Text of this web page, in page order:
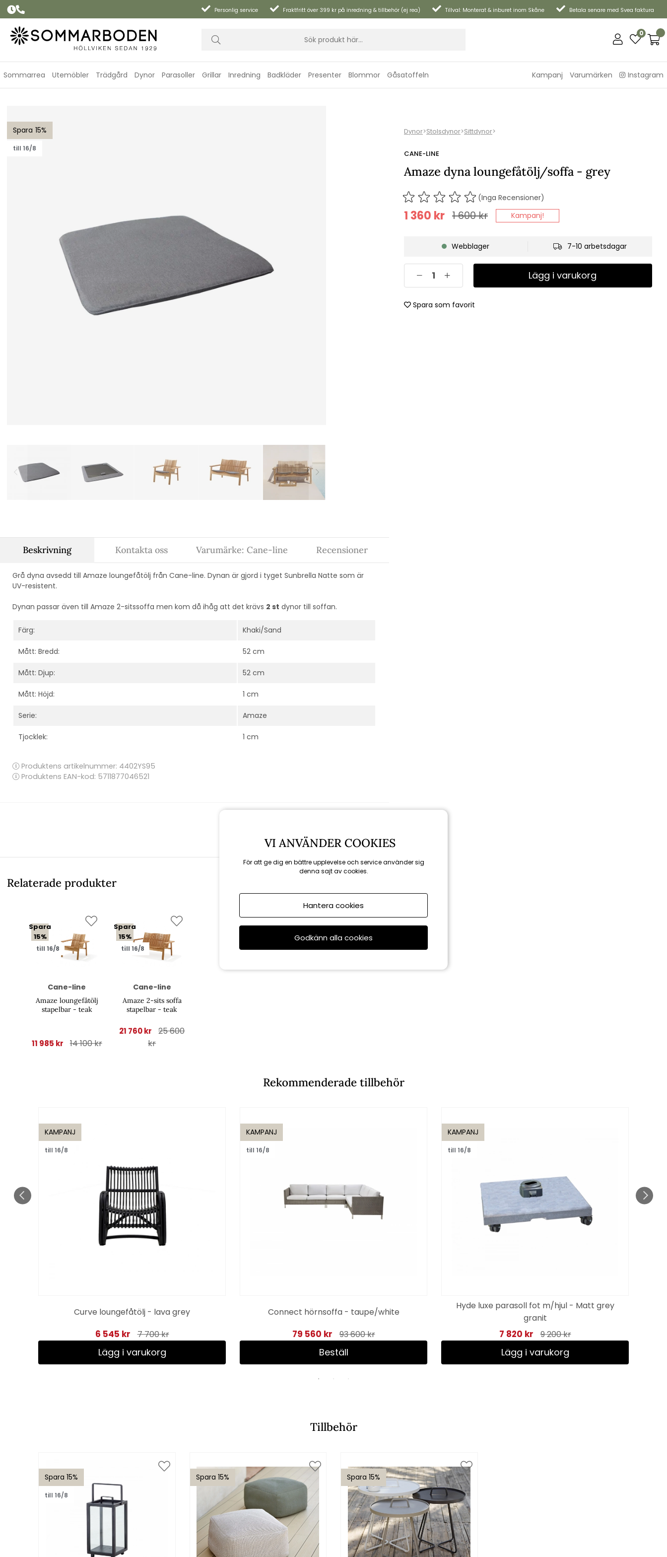
Personlig service Fraktfritt över 399 kr på inredning & tillbehör (ej rea) Tillval: Monterat & inburet inom Skåne Betala senare med Svea faktura
0
Sommarrea Utemöbler Trädgård Dynor Parasoller Grillar Inredning Badkläder Presenter Blommor Gåsatoffeln Kampanj Varumärken Instagram
15
till 16/8
Dynor>Stolsdynor>Sittdynor>
CANE-LINE
Amaze dyna loungefåtölj/soffa - grey
(Inga Recensioner)
1 600kr
1 360 kr Kampanj!
Webblager 7-10 arbetsdagar
Lägg i varukorg
Spara som favorit
Beskrivning
Grå dyna avsedd till Amaze loungefåtölj från Cane-line. Dynan är gjord i tyget Sunbrella Natte som är
UV-resistent.
Dynan passar även till Amaze 2-sitssoffa men kom då ihåg att det krävs 2 st dynor till soffan.
Färg: Khaki/Sand
Mått: Bredd: 52 cm
Mått: Djup: 52 cm
Mått: Höjd: 1 cm
Serie: Amaze
Tjocklek: 1 cm
Produktens artikelnummer: 4402YS95
Produktens EAN-kod: 5711877046521
Kontakta oss Varumärke: Cane-line Recensioner
Relaterade produkter
Spara
15%
till 16/8
Cane-line
Amaze loungefåtölj
stapelbar - teak
11 985 kr 14 100 kr
Spara
15%
till 16/8
Cane-line
Amaze 2-sits soffa
stapelbar - teak
21 760 kr
25 600
kr
Rekommenderade tillbehör
KAMPANJ
till 16/8
Curve loungefåtölj - lava grey
6 545 kr 7 700 kr
Lägg i varukorg
KAMPANJ
till 16/8
Connect hörnsoffa - taupe/white
79 560 kr 93 600 kr
Beställ
KAMPANJ
till 16/8
Hyde luxe parasoll fot m/hjul - Matt grey
granit
7 820 kr 9 200 kr
Lägg i varukorg
Tillbehör
Spara 15%
till 16/8
Spara 15% Spara 15%
VI ANVÄNDER COOKIES
För att ge dig en bättre upplevelse och service använder sig
denna sajt av cookies.
Hantera cookies
Godkänn alla cookies